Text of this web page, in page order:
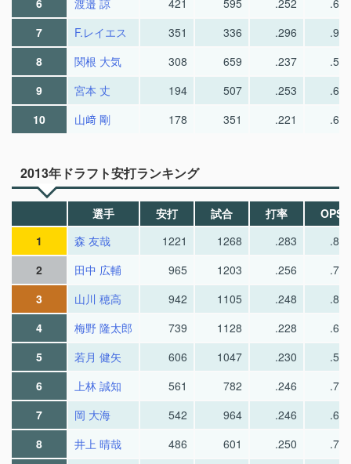
7
F.レイエス 351 336 .296
.905
8
関根 大気 308 659 .237
.585
9
宮本 丈 194 507 .253
.655
10
山﨑 剛 178 351 .221 .624
2013年ドラフト安打ランキング
選手 安打 試合 打率
OPS
1
森 友哉 1221 1268 .283
.819
2
田中 広輔 965 1203 .256
.713
3
山川 穂高 942 1105 .248
.862
4
梅野 隆太郎 739 1128 .228
.615
5
若月 健矢 606 1047 .230
.589
6
上林 誠知 561 782 .246
.703
7
岡 大海 542 964 .246
.693
8
井上 晴哉 486 601 .250
.757